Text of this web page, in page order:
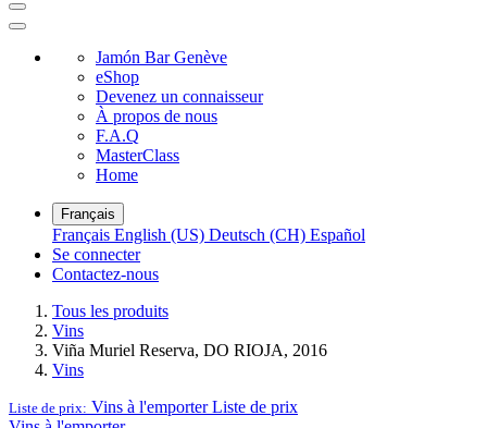
Jamón Bar Genève
eShop
Devenez un connaisseur
À propos de nous
F.A.Q
MasterClass
Home
Français
Français English (US) Deutsch (CH) Español
Se connecter
Contactez-nous
Tous les produits
Vins
Viña Muriel Reserva, DO RIOJA, 2016
Vins
Liste de prix: Vins à l'emporter Liste de prix